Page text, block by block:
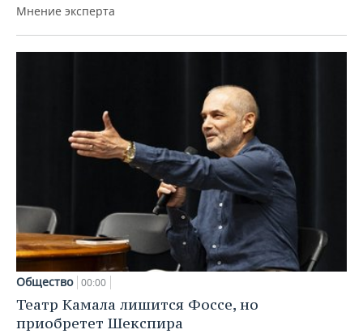
Мнение эксперта
Общество 00:00
Театр Камала лишится Фоссе, но
приобретет Шекспира